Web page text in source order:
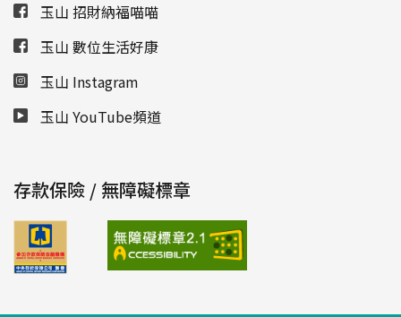
玉山 招財納福喵喵
玉山 數位生活好康
玉山 Instagram
玉山 YouTube頻道
存款保險 / 無障礙標章